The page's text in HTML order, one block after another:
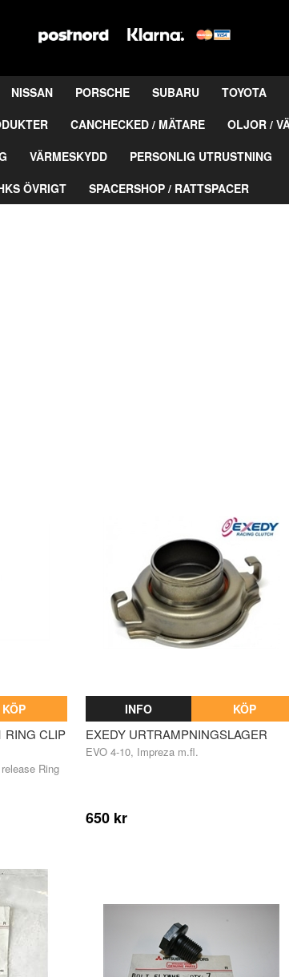
NISSAN PORSCHE SUBARU TOYOTA
CANCHECKED / MÄTARE OLJOR /
VÄRMESKYDD PERSONLIG UTRUSTNING
ÖVRIGT SPACERSHOP / RATTSPACER
KÖP
RING CLIP
Ring
INFO KÖP
EXEDY URTRAMPNINGSLAGER
EVO 4-10, Impreza m.fl.
650 kr